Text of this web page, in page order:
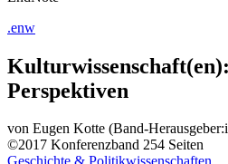
.enw
Perspektiven
von Eugen Kotte (Band-
©2017 Konferenzband 254 Seiten